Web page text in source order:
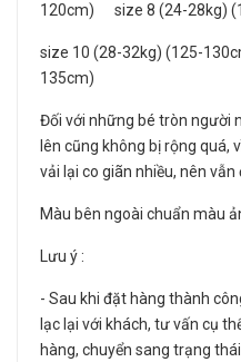
120cm) size 8 (24-28kg)
size 10 (28-32kg) (125-
135cm)
Đối với những bé tròn người
lên cũng không bị rộng quá,
vải lại co giãn nhiều, nên
Màu bên ngoài chuẩn màu
Lưu ý :
- Sau khi đặt hàng thành
lạc lại với khách, tư vấn cụ
hàng, chuyển sang trạng